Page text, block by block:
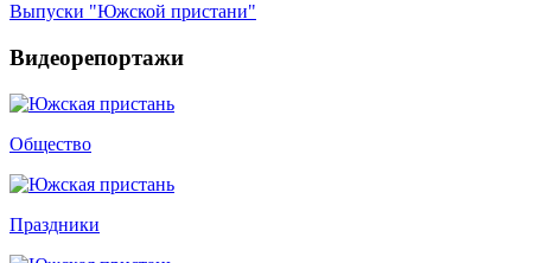
Выпуски "Южской пристани"
Видеорепортажи
Общество
Праздники